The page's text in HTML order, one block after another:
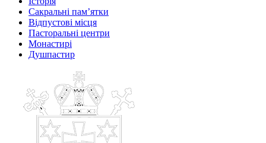
Сакральні пам’ятки
Відпустові місця
Пасторальні центри
Монастирі
Душпастир